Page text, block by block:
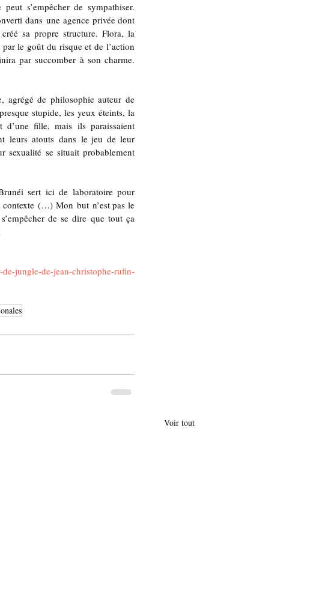
s’empêcher de sympathiser.
dans une agence privée dont
sa propre structure. Flora, la
le goût du risque et de l’action
par succomber à son charme.
agrégé de philosophie auteur de
stupide, les yeux éteints, la
fille, mais ils paraissaient
leurs atouts dans le jeu de leur
se situait probablement
sert ici de laboratoire pour
contexte (…) Mon but n’est pas le
de se dire que tout ça
jungle-de-jean-christophe-rufin-
Voir tout